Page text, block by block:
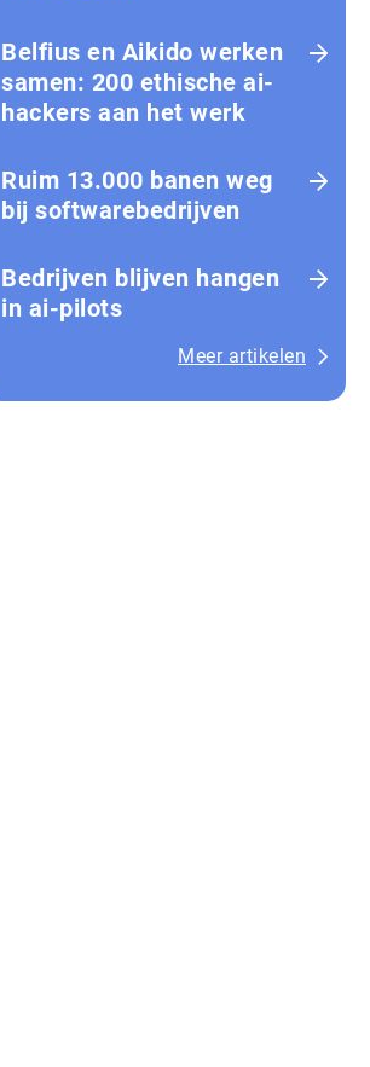
Belfius en Aikido werken
samen: 200 ethische ai-
hackers aan het werk
Ruim 13.000 banen weg
bij softwarebedrijven
Bedrijven blijven hangen
in ai-pilots
Meer artikelen